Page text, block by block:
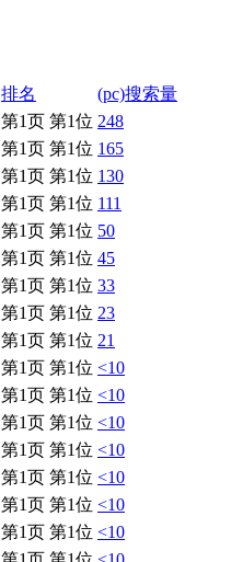
排名
(pc)搜索量
第1页 第1位 248
第1页 第1位 165
第1页 第1位 130
第1页 第1位 111
第1页 第1位 50
第1页 第1位 45
第1页 第1位 33
第1页 第1位 23
第1页 第1位 21
第1页 第1位 <10
第1页 第1位 <10
第1页 第1位 <10
第1页 第1位 <10
第1页 第1位 <10
第1页 第1位 <10
第1页 第1位 <10